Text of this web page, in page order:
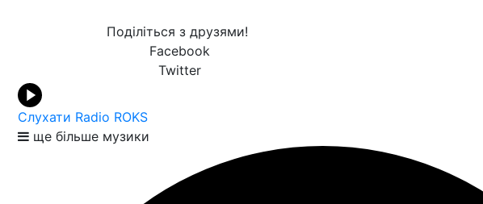
Поділіться з друзями!
Facebook
Twitter
Слухати Radio ROKS
ще більше музики